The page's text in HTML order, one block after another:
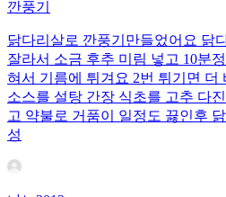
깐풍기
닭다리살로 깐풍기만들었어요 닭
잘라서 소금 후추 미림 넣고 10분
혀서 기름에 튀겨요 2번 튀기면 더
소스를 설탕 간장 식초를 고추 다
고 약불로 거품이 일정도 끓인후
성